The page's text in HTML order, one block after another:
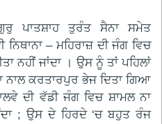
ਪਾਤਸ਼ਾਹ ਤੁਰੰਤ ਸੈਨਾ ਸਮੇਤ
– ਮਹਿਰਾਜ਼ ਦੀ ਜੰਗ ਵਿਚ
ਨਹੀਂ ਜਾਂਦਾ । ਉਸ ਨੂੰ ਤਾਂ ਪਹਿਲਾਂ
ਨਾਲ ਕਰਤਾਰਪੁਰ ਭੇਜ ਦਿਤਾ ਗਿਆ
ਦੀ ਵੱਡੀ ਜੰਗ ਵਿਚ ਸ਼ਾਮਲ ਨਾ
; ਉਸ ਦੇ ਹਿਰਦੇ ‘ਚ ਬਹੁਤ ਰੰਜ